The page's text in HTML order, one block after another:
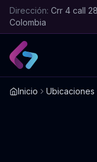
Dirección: Crr 4 call
Colombia
Inicio Ubicaciones